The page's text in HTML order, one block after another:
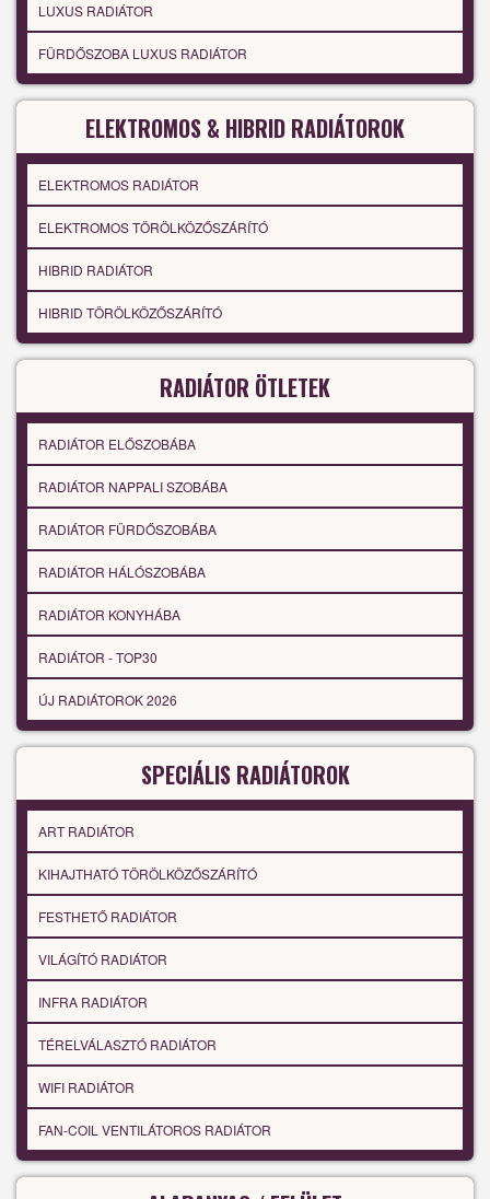
LUXUS RADIÁTOR
FÜRDŐSZOBA LUXUS RADIÁTOR
ELEKTROMOS & HIBRID RADIÁTOROK
ELEKTROMOS RADIÁTOR
ELEKTROMOS TÖRÖLKÖZŐSZÁRÍTÓ
HIBRID RADIÁTOR
HIBRID TÖRÖLKÖZŐSZÁRÍTÓ
RADIÁTOR ÖTLETEK
RADIÁTOR ELŐSZOBÁBA
RADIÁTOR NAPPALI SZOBÁBA
RADIÁTOR FÜRDŐSZOBÁBA
RADIÁTOR HÁLÓSZOBÁBA
RADIÁTOR KONYHÁBA
RADIÁTOR - TOP30
ÚJ RADIÁTOROK 2026
SPECIÁLIS RADIÁTOROK
ART RADIÁTOR
KIHAJTHATÓ TÖRÖLKÖZŐSZÁRÍTÓ
FESTHETŐ RADIÁTOR
VILÁGÍTÓ RADIÁTOR
INFRA RADIÁTOR
TÉRELVÁLASZTÓ RADIÁTOR
WIFI RADIÁTOR
FAN-COIL VENTILÁTOROS RADIÁTOR